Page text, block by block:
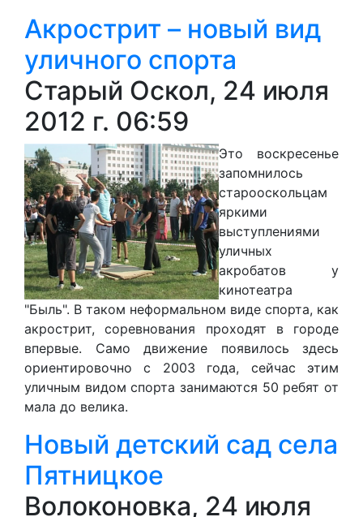
Акрострит – новый вид
уличного спорта
Старый Оскол, 24 июля
2012 г. 06:59
Это воскресенье
запомнилось
старооскольцам
яркими
выступлениями
уличных
акробатов у
кинотеатра
"Быль". В таком неформальном виде спорта, как
акрострит, соревнования проходят в городе
впервые. Само движение появилось здесь
ориентировочно с 2003 года, сейчас этим
уличным видом спорта занимаются 50 ребят от
мала до велика.
Новый детский сад села
Пятницкое
Волоконовка, 24 июля